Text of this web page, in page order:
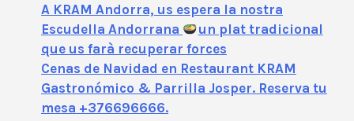
A KRAM Andorra, us espera la nostra
Escudella Andorrana
un plat tradicional
que us farà recuperar forces
Cenas de Navidad en Restaurant KRAM
Gastronómico & Parrilla Josper. Reserva tu
mesa +376696666.